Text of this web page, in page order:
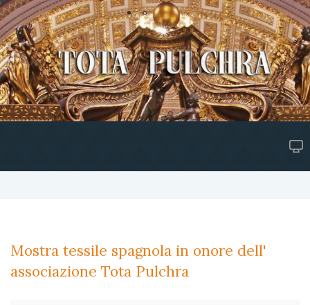
Mostra tessile spagnola in onore dell'
associazione Tota Pulchra